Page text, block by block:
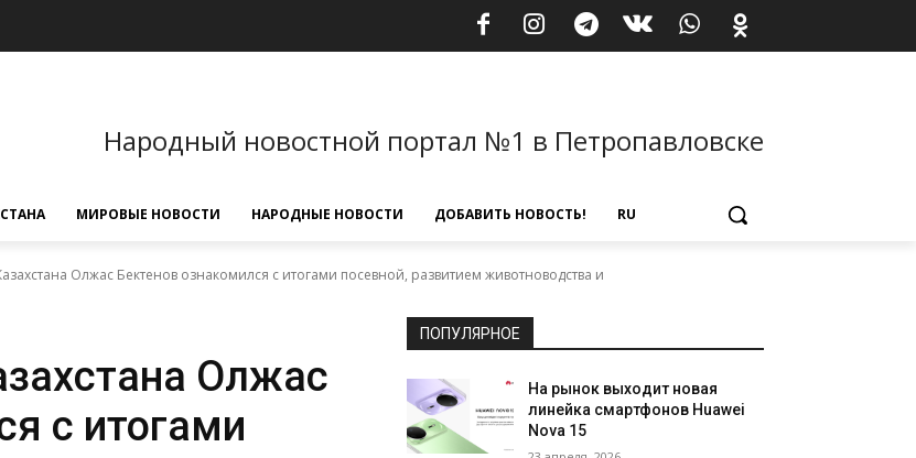
Народный новостной портал №1 в Петропавловске
МИРОВЫЕ НОВОСТИ НАРОДНЫЕ НОВОСТИ ДОБАВИТЬ НОВОСТЬ! RU
Олжас Бектенов ознакомился с итогами посевной, развитием животноводства и
Олжас
с итогами
ПОПУЛЯРНОЕ
На рынок выходит новая
линейка смартфонов Huawei
Nova 15